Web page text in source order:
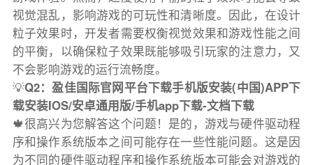
视觉混乱，影响游戏的可玩性和清晰度。因此，在设计
粒子效果时，开发者需要权衡视觉效果和游戏性能之间
的平衡，以确保粒子效果既能够吸引玩家的注意力，又
不会影响游戏的运行流畅度。
💡Q2：盈佳国际官网平台下载手机版安装(中国)APP下
载安装IOS/安卓通用版/手机app下载-文档下载
🍁很高兴为您解答这个问题！是的，游戏与硬件驱动程
序和操作系统版本之间可能存在一些性能问题。这是因
为不同的硬件驱动程序和操作系统版本可能会对游戏的